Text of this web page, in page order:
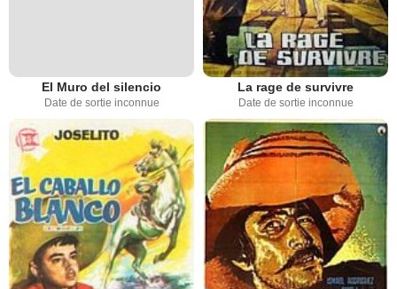
El Muro del silencio
Date de sortie inconnue
La rage de survivre
Date de sortie inconnue